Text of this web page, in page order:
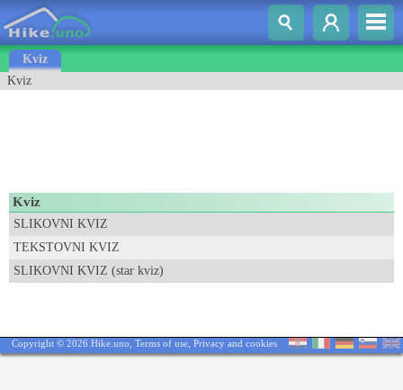
Kviz
Kviz
Kviz
SLIKOVNI KVIZ
TEKSTOVNI KVIZ
SLIKOVNI KVIZ (star kviz)
Copyright © 2026 Hike.uno, Terms of use Privacy and cookies